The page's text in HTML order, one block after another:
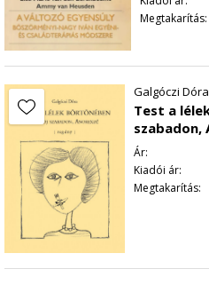
Megtakarítás:
Galgóczi Dóra
Test a
szabadon,
Ár:
Kiadói ár:
Megtakarítás: